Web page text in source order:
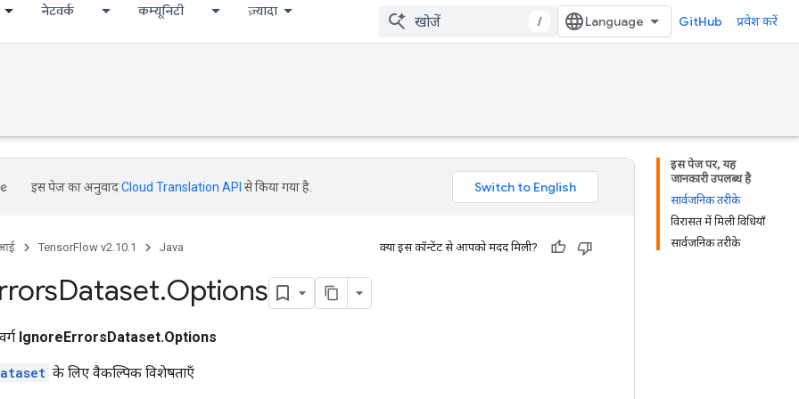
नेटवर्क कम्यूनिटी ज़्यादा
/ GitHub प्रवेश करें
इस पेज पर, यह
जानकारी उपलब्ध है
सार्वजनिक तरीके
विरासत में मिली विधियाँ
सार्वजनिक तरीके
इस पेज का अनुवादCloud Translation API से किया गया है.
TensorFlow v2.10.1 Java क्या इस कॉन्टेंट से आपको मदद मिली?
Dataset.Options
IgnoreErrorsDataset.Options
के लिए वैकल्पिक विशेषताएँ